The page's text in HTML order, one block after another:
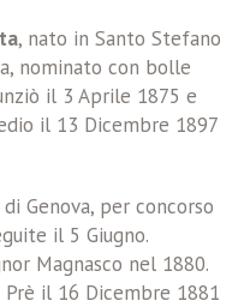
, nato in Santo Stefano
nominato con bolle
il 3 Aprile 1875 e
il 13 Dicembre 1897
di Genova, per concorso
il 5 Giugno.
Magnasco nel 1880.
il 16 Dicembre 1881